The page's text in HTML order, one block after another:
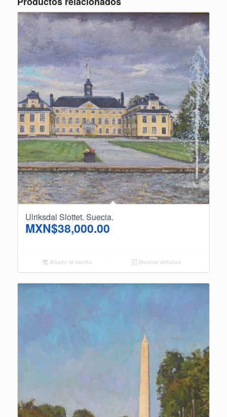
Ulriksdal Slottet. Suecia.
MXN$38,000.00
Añadir al carrito Mostrar detalles